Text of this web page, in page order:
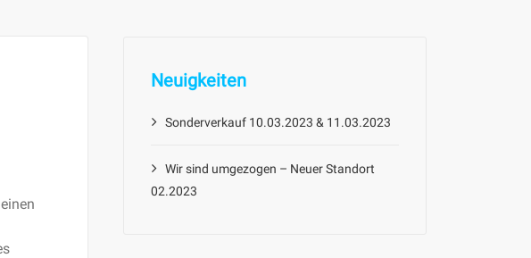
Neuigkeiten
Sonderverkauf 10.03.2023 & 11.03.2023
Wir sind umgezogen – Neuer Standort
02.2023